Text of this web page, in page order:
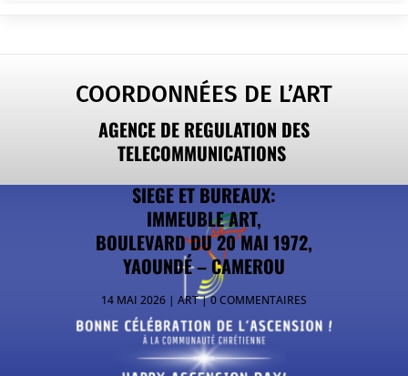
COORDONNÉES DE L’ART
AGENCE DE REGULATION DES
TELECOMMUNICATIONS
SIEGE ET BUREAUX:
IMMEUBLE ART,
BOULEVARD DU 20 MAI 1972,
YAOUNDÉ – CAMEROU
14 MAI 2026 ART 0 COMMENTAIRES